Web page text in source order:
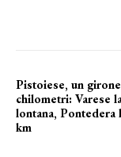
Pistoiese, un
chilometri: Varese
lontana, Pontedera
km